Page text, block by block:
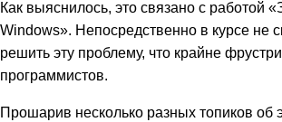
Как выяснилось, это связано с работой
Windows». Непосредственно в курсе не
решить эту проблему, что крайне
программистов.
Прошарив несколько разных топиков об